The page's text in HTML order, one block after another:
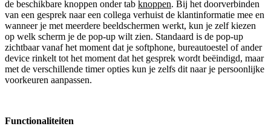
de beschikbare knoppen onder tab knoppen. Bij het doorverbinden
van een gesprek naar een collega verhuist de klantinformatie mee en
wanneer je met meerdere beeldschermen werkt, kun je zelf kiezen
op welk scherm je de pop-up wilt zien. Standaard is de pop-up
zichtbaar vanaf het moment dat je softphone, bureautoestel of ander
device rinkelt tot het moment dat het gesprek wordt beëindigd, maar
met de verschillende timer opties kun je zelfs dit naar je persoonlijke
voorkeuren aanpassen.
Functionaliteiten